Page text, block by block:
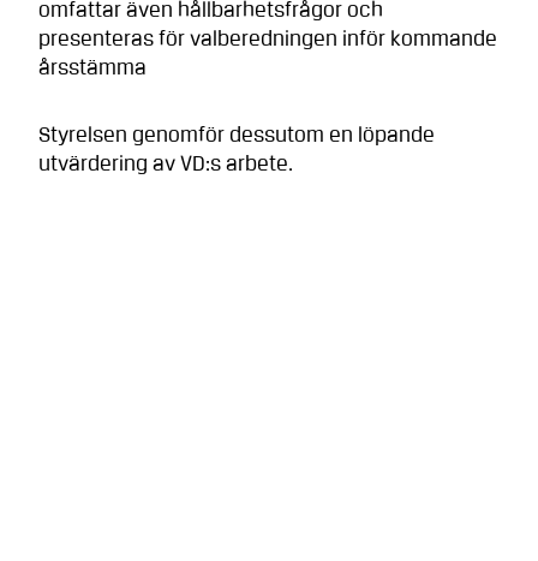
omfattar även hållbarhetsfrågor och
presenteras för valberedningen inför kommande
årsstämma
Styrelsen genomför dessutom en löpande
utvärdering av VD:s arbete.